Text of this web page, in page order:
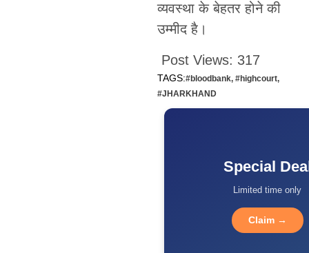
व्यवस्था के बेहतर होने की
उम्मीद है।
Post Views: 317
TAGS:#bloodbank, #highcourt,
#JHARKHAND
Special
Limited time only
Claim →